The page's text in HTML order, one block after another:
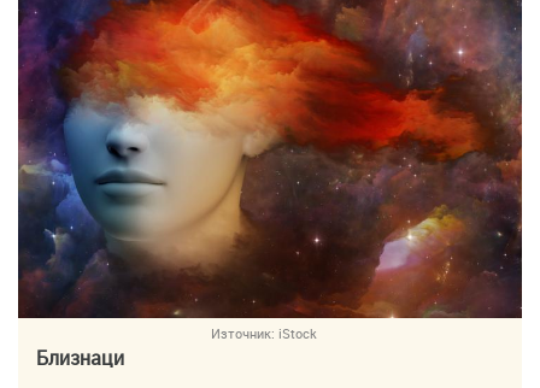
Източник: iStock
Близнаци